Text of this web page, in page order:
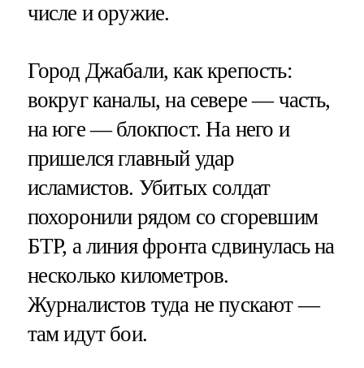
числе и оружие.
Город Джабали, как крепость:
вокруг каналы, на севере — часть,
на юге — блокпост. На него и
пришелся главный удар
исламистов. Убитых солдат
похоронили рядом со сгоревшим
БТР, а линия фронта сдвинулась на
несколько километров.
Журналистов туда не пускают —
там идут бои.